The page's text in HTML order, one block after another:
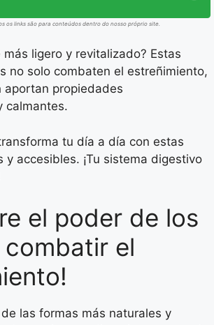
os links são para conteúdos dentro do nosso próprio site.
ligero y revitalizado? Estas
no solo combaten el estreñimiento,
aportan propiedades
calmantes.
tu día a día con estas
y accesibles. ¡Tu sistema digestivo
el poder de los
el
las formas más naturales y